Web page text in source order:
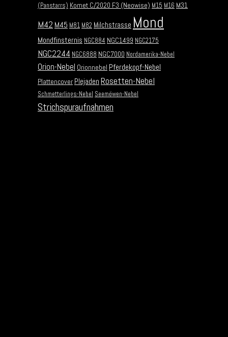
(Panstarrs) Komet C/2020 F3 (Neowise) M15 M16 M31
M42 M45 M81 M82 Milchstrasse Mond
Mondfinsternis NGC884 NGC1499 NGC2175
NGC2244 NGC6888 NGC7000 Nordamerika-Nebel
Orion-Nebel Orionnebel Pferdekopf-Nebel
Plattencover Plejaden Rosetten-Nebel
Schmetterlings-Nebel Seemöwen-Nebel
Strichspuraufnahmen